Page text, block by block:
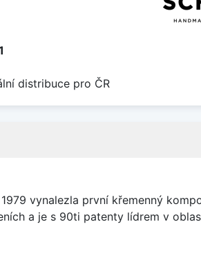
distribuce pro ČR
vynalezla první křemenný
a je s 90ti patenty lídrem v